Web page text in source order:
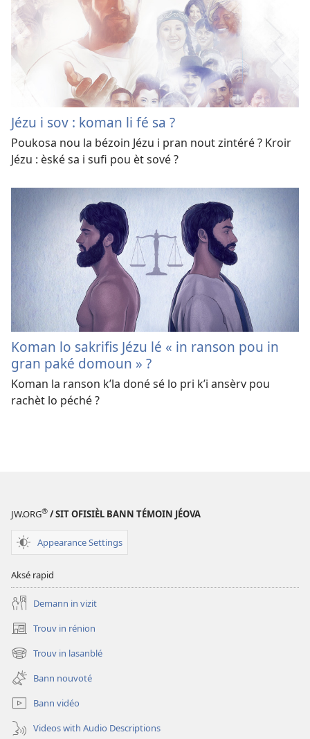
Jézu i sov : koman li fé sa ?
Poukosa nou la bézoin Jézu i pran nout zintéré ? Kroir
Jézu : èské sa i sufi pou èt sové ?
Koman lo sakrifis Jézu lé « in ranson pou in
gran paké domoun » ?
Koman la ranson k’la doné sé lo pri k’i ansèrv pou
rachèt lo péché ?
JW.ORG® / SIT OFISIÈL BANN TÉMOIN JÉOVA
Appearance Settings
Aksé rapid
Demann in vizit
Trouv in rénion
(opens
new
window)
Trouv in lasanblé
(opens
new
window)
Bann nouvoté
Bann vidéo
Videos with Audio Descriptions